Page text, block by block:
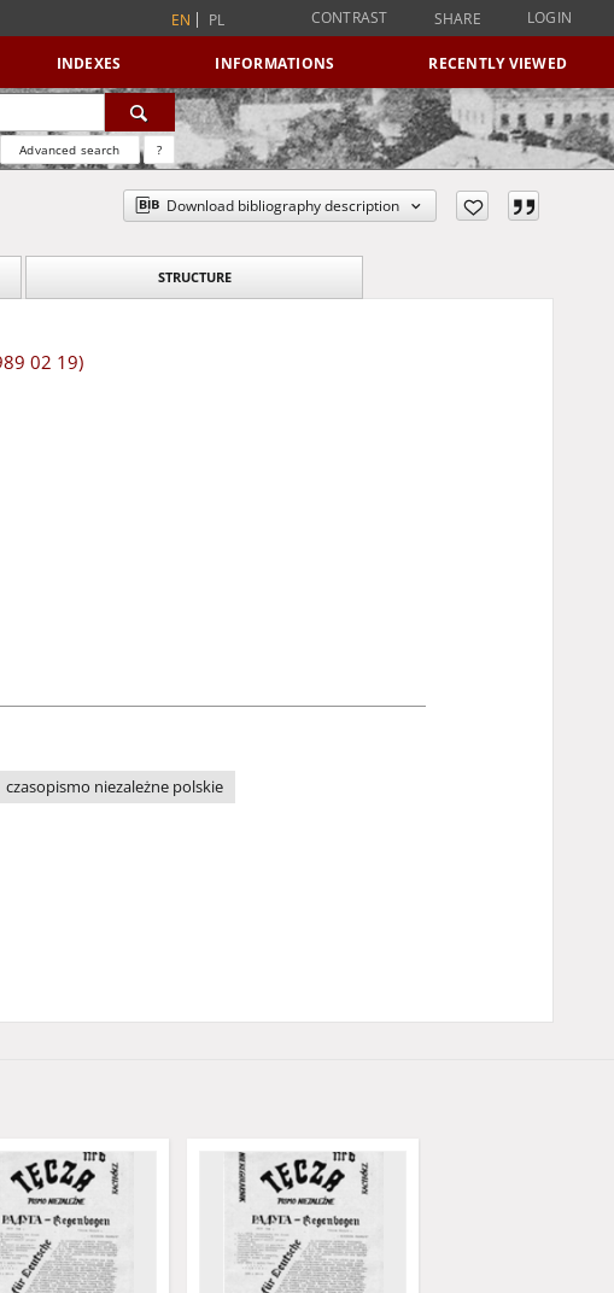
EN PL CONTRAST SHARE LOGIN
INDEXES INFORMATIONS RECENTLY VIEWED
Advanced search ?
Download bibliography description
STRUCTURE
02 19)
czasopismo niezależne polskie